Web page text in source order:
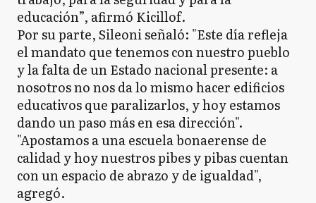
educación”, afirmó Kicillof.
Por su parte, Sileoni señaló: "Este día refleja
el mandato que tenemos con nuestro pueblo
y la falta de un Estado nacional presente: a
nosotros no nos da lo mismo hacer edificios
educativos que paralizarlos, y hoy estamos
dando un paso más en esa dirección".
"Apostamos a una escuela bonaerense de
calidad y hoy nuestros pibes y pibas cuentan
con un espacio de abrazo y de igualdad",
agregó.